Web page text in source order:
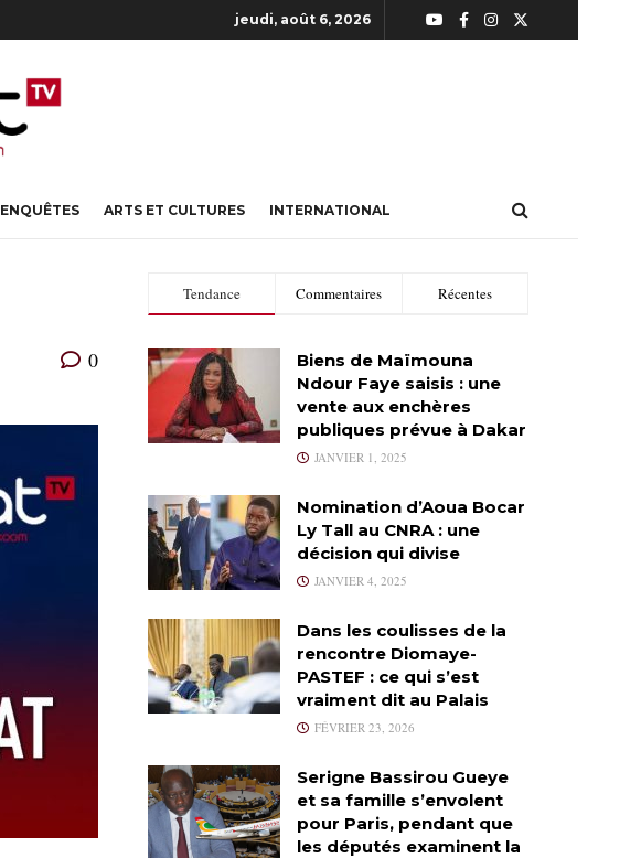
jeudi, août 6, 2026
ENQUÊTES ARTS ET CULTURES INTERNATIONAL
0
Tendance Commentaires Récentes
Biens de Maïmouna
Ndour Faye saisis : une
vente aux enchères
publiques prévue à Dakar
JANVIER 1, 2025
Nomination d’Aoua Bocar
Ly Tall au CNRA : une
décision qui divise
JANVIER 4, 2025
Dans les coulisses de la
rencontre Diomaye-
PASTEF : ce qui s’est
vraiment dit au Palais
FÉVRIER 23, 2026
Serigne Bassirou Gueye
et sa famille s’envolent
pour Paris, pendant que
les députés examinent la